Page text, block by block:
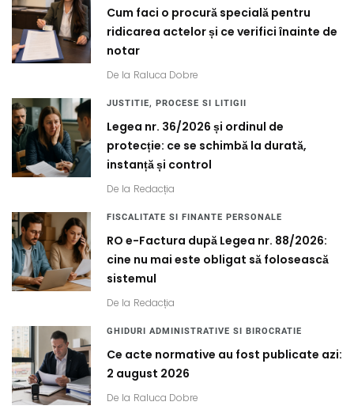
Cum faci o procură specială pentru
ridicarea actelor și ce verifici înainte de
notar
De la Raluca Dobre
JUSTITIE, PROCESE SI LITIGII
Legea nr. 36/2026 și ordinul de
protecție: ce se schimbă la durată,
instanță și control
De la Redacția
FISCALITATE SI FINANTE PERSONALE
RO e-Factura după Legea nr. 88/2026:
cine nu mai este obligat să folosească
sistemul
De la Redacția
GHIDURI ADMINISTRATIVE SI BIROCRATIE
Ce acte normative au fost publicate azi:
2 august 2026
De la Raluca Dobre